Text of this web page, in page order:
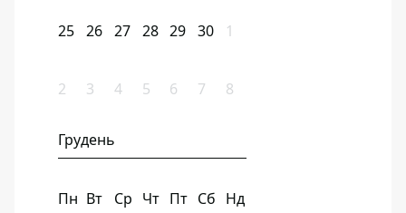
25 26 27 28 29 30 1
2 3 4 5 6 7 8
Грудень
Пн Вт Ср Чт Пт Сб Нд